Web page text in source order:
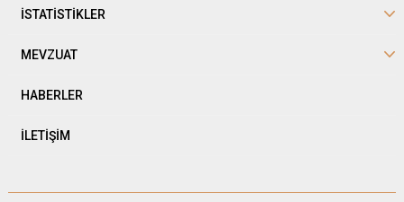
İSTATİSTİKLER
MEVZUAT
HABERLER
İLETİŞİM